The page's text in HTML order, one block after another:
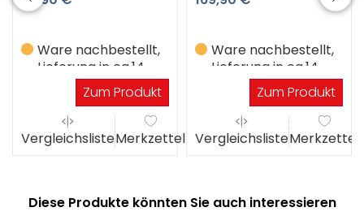
Ware nachbestellt,
Lieferung in ca.14
WerktagenZum Produkt
VergleichslisteMerkzettel
Ware nachbestellt,
Lieferung in ca.14
WerktagenZum Produkt
VergleichslisteMerkzettel
Diese Produkte könnten Sie auch interessieren